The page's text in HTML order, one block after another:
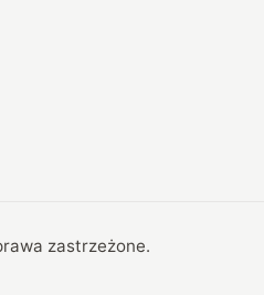
zastrzeżone.